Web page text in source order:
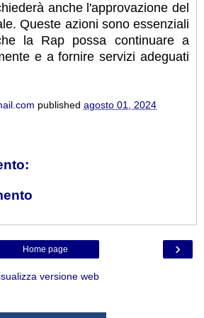
anche l'approvazione del
Queste azioni sono essenziali
la Rap possa continuare a
e a fornire servizi adeguati
published agosto 01, 2024
›
Home page
versione web